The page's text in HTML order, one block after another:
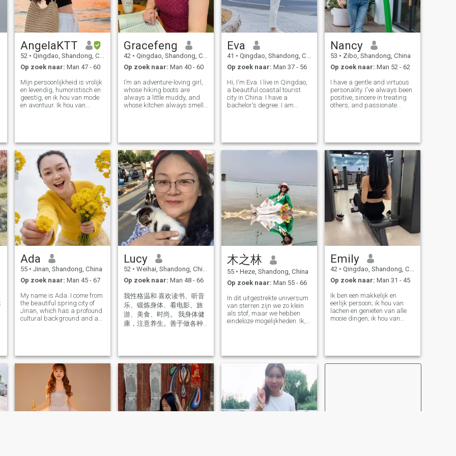
eenzaam.... Wil delen met een
man .dit is reden.Waarom ik
hier ben.als u die juiste man
bent .Wees alsjeblieft niet
schrijven.Bedankt voor het
lezen van my.profile.
AngelaKTT
52 • Qingdao, Shandong, China
Op zoek naar: Man 47 - 60
Mijn persoonlijkheid is vrolijk
en levendig, humoristisch en
geestig, en ik hou van mode
en avontuur. Ik hou van
je me ziet, zal je comfortabel
glimlachen en je
verrassingen brengen. Ik ben
op zoek naar iemand om
elkaar gezelschap te geven
voor de rest van mijn leven. Ik
ben hier, wanneer kom je?
Gracefeng
42 • Qingdao, Shandong, China
Op zoek naar: Man 40 - 60
I’m an adventure-loving girl,
whose hiking boots are
always a little muddy, and
whose kitchen always smells
horizon, planning my next
little outdoor
Eva
41 • Qingdao, Shandong, China
Op zoek naar: Man 37 - 56
Hi, I'm Eva. I live in Qingdao,
a beautiful coastal tourist
city in China. I have a
bachelor's degree. I am
piano and Chinese zither. I
Nancy
53 • Zibo, Shandong, China
Op zoek naar: Man 52 - 62
I have a gentle and virtuous
personality. I've always been
positive, sincere in treating
others, and passionate
patiently. Apart from
education, I
Ada
55 • Jinan, Shandong, China
Op zoek naar: Man 45 - 67
My name is Ada. I come from
the beautiful spring city of
Jinan, which has a profound
cultural background and a
love to talk and laugh,
proactive, optimistic
Lucy
52 • Weihai, Shandong, China
Op zoek naar: Man 48 - 66
我性格温和 喜欢读书、听音
乐、锻炼身体、看电影、旅
游、美食、时尚。 我身体健
康，注意养生。善于做各种
和你享受生活。 我有一个儿
子已经结婚，还有两只猫，
我非常爱他们。 我相信这世
界上一定有一个人像我寻找
他一样在寻找着我，我们心
灵相通，默契、彼此懂对
木之林
55 • Heze, Shandong, China
Op zoek naar: Man 55 - 66
In dit uitgestrekte universum
van sterren zijn we zo klein
als stof, maar we hebben
eindeloze mogelijkheden. Ik,
aan de universiteit, heb me
gespecialiseerd in
onderwijsmanagement en
ken de kracht van onderwijs.
Ik heb een rijke innerlijke
wereld, ik hou van muziek,
fitness, reizen en eten, dit zijn
onmisbare kleuren in mijn
Emily
42 • Qingdao, Shandong, China
Op zoek naar: Man 31 - 45
Ik ben een makkelijk en
eerlijk persoon; ik hou van
lachen en genieten van alle
mooie dingen; ik hou van
ervaren van de charme van
de natuur in het midden van